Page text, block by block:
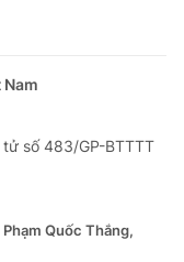
số 483/GP-BTTTT
Quốc Thắng,